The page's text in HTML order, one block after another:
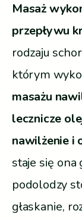
Masaż
przepływu
rodzaju
którym
masażu
lecznicze
nawilżenie i
staje się ona
podolodzy
głaskanie,